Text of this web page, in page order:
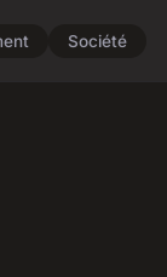
Société